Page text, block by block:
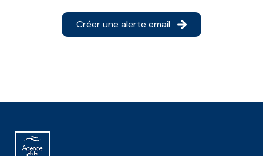
Créer une alerte email